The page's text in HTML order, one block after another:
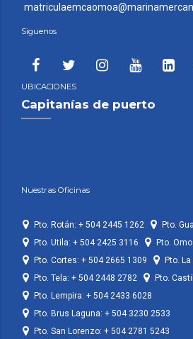
Siguenos
UBICACIONES
Capitanías de puerto
Nuestras Oficinas
Pto. Rotán: + 504 2445 1262
Pto.
Pto. Utila: + 504 2425 3116
Pto.
Pto. Cortes: + 504 2665 1309
Pto.
Pto. Tela: + 504 2448 2782
Pto.
Pto. Lempira: + 504 2433 6028
Pto. Brus Laguna: + 504 3230 2533
Pto. San Lorenzo: + 504 2781 5243